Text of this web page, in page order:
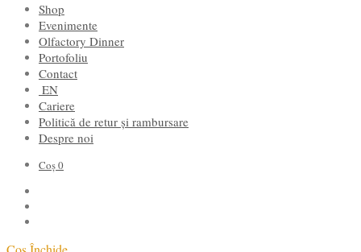
Shop
Evenimente
Olfactory Dinner
Portofoliu
Contact
EN
Cariere
Politică de retur și rambursare
Despre noi
Coș0